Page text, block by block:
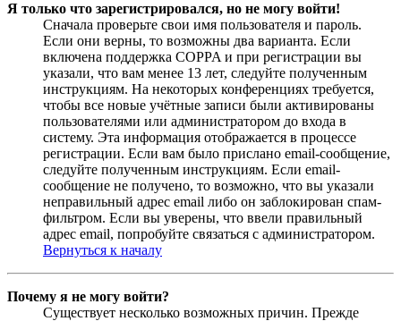
Я только что зарегистрировался, но не могу войти!
Сначала проверьте свои имя пользователя и пароль.
Если они верны, то возможны два варианта. Если
включена поддержка COPPA и при регистрации вы
указали, что вам менее 13 лет, следуйте полученным
инструкциям. На некоторых конференциях требуется,
чтобы все новые учётные записи были активированы
пользователями или администратором до входа в
систему. Эта информация отображается в процессе
регистрации. Если вам было прислано email-сообщение,
следуйте полученным инструкциям. Если email-
сообщение не получено, то возможно, что вы указали
неправильный адрес email либо он заблокирован спам-
фильтром. Если вы уверены, что ввели правильный
адрес email, попробуйте связаться с администратором.
Вернуться к началу
Почему я не могу войти?
Существует несколько возможных причин. Прежде